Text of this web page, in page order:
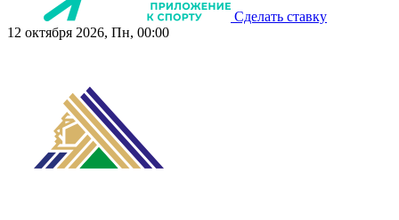
Сделать ставку
12 октября 2026, Пн, 00:00